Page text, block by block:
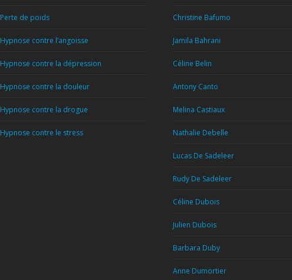
Perte de poids
Hypnose contre l’angoisse
Hypnose contre la dépression
Hypnose contre la douleur
Hypnose contre la drogue
Hypnose contre le stress
Christine Bafumo
Jamila Bahrani
Céline Belin
Antony Canto
Melina Castiaux
Nathalie Debelle
Lucas De Sadeleer
Rudy De Sadeleer
Céline Dubois
Julien Dubois
Barbara Duby
Anne Dumortier